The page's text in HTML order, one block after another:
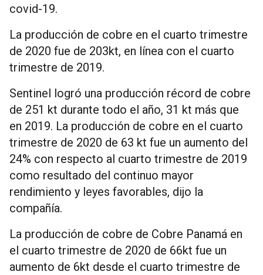
covid-19.
La producción de cobre en el cuarto trimestre
de 2020 fue de 203kt, en línea con el cuarto
trimestre de 2019.
Sentinel logró una producción récord de cobre
de 251 kt durante todo el año, 31 kt más que
en 2019. La producción de cobre en el cuarto
trimestre de 2020 de 63 kt fue un aumento del
24% con respecto al cuarto trimestre de 2019
como resultado del continuo mayor
rendimiento y leyes favorables, dijo la
compañía.
La producción de cobre de Cobre Panamá en
el cuarto trimestre de 2020 de 66kt fue un
aumento de 6kt desde el cuarto trimestre de